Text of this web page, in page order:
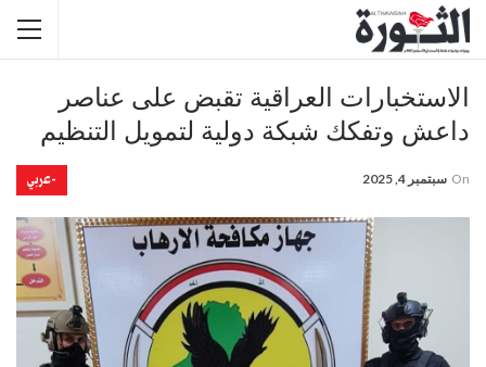
الاستخبارات العراقية تقبض على عناصر
داعش وتفكك شبكة دولية لتمويل التنظيم
-عربي On سبتمبر 4, 2025